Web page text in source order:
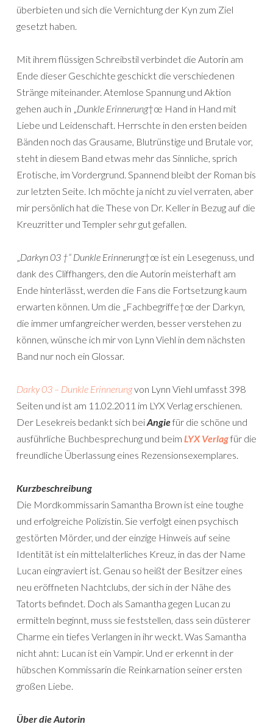
überbieten und sich die Vernichtung der Kyn zum Ziel
gesetzt haben.
Mit ihrem flüssigen Schreibstil verbindet die Autorin am
Ende dieser Geschichte geschickt die verschiedenen
Stränge miteinander. Atemlose Spannung und Aktion
gehen auch in „Dunkle Erinnerung†œ Hand in Hand mit
Liebe und Leidenschaft. Herrschte in den ersten beiden
Bänden noch das Grausame, Blutrünstige und Brutale vor,
steht in diesem Band etwas mehr das Sinnliche, sprich
Erotische, im Vordergrund. Spannend bleibt der Roman bis
zur letzten Seite. Ich möchte ja nicht zu viel verraten, aber
mir persönlich hat die These von Dr. Keller in Bezug auf die
Kreuzritter und Templer sehr gut gefallen.
„Darkyn 03 †“ Dunkle Erinnerung†œ ist ein Lesegenuss, und
dank des Cliffhangers, den die Autorin meisterhaft am
Ende hinterlässt, werden die Fans die Fortsetzung kaum
erwarten können. Um die „Fachbegriffe†œ der Darkyn,
die immer umfangreicher werden, besser verstehen zu
können, wünsche ich mir von Lynn Viehl in dem nächsten
Band nur noch ein Glossar.
Darky 03 – Dunkle Erinnerungvon Lynn Viehl umfasst 398
Seiten und ist am 11.02.2011 im LYX Verlag erschienen.
Der Lesekreis bedankt sich beiAngiefür die schöne und
ausführliche Buchbesprechung und beim LYX Verlagfür die
freundliche Überlassung eines Rezensionsexemplares.
Kurzbeschreibung
Die Mordkommissarin Samantha Brown ist eine toughe
und erfolgreiche Polizistin. Sie verfolgt einen psychisch
gestörten Mörder, und der einzige Hinweis auf seine
Identität ist ein mittelalterliches Kreuz, in das der Name
Lucan eingraviert ist. Genau so heißt der Besitzer eines
neu eröffneten Nachtclubs, der sich in der Nähe des
Tatorts befindet. Doch als Samantha gegen Lucan zu
ermitteln beginnt, muss sie feststellen, dass sein düsterer
Charme ein tiefes Verlangen in ihr weckt. Was Samantha
nicht ahnt: Lucan ist ein Vampir. Und er erkennt in der
hübschen Kommissarin die Reinkarnation seiner ersten
großen Liebe.
Über die Autorin